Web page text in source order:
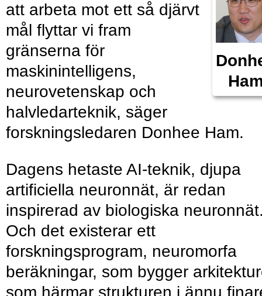
att arbeta mot ett så djärvt
mål flyttar vi fram
gränserna för
maskinintelligens,
neurovetenskap och
halvledarteknik, säger
forskningsledaren Donhee Ham.
Dagens hetaste AI-teknik, djupa
artificiella neuronnät, är redan
inspirerad av biologiska
Och det existerar ett
forskningsprogram, neuromorfa
beräkningar, som bygger